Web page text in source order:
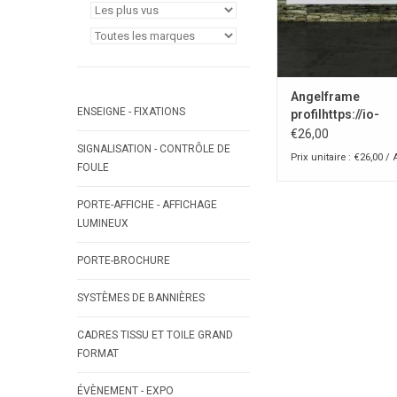
ENSEIGNE - FIXATIONS
SIGNALISATION - CONTRÔLE DE
FOULE
PORTE-AFFICHE - AFFICHAGE
LUMINEUX
PORTE-BROCHURE
SYSTÈMES DE BANNIÈRES
CADRES TISSU ET TOILE GRAND
FORMAT
ÉVÈNEMENT - EXPO
Angelframe
profilhttps://io-
€26,00
Prix unitaire : €26,00 /